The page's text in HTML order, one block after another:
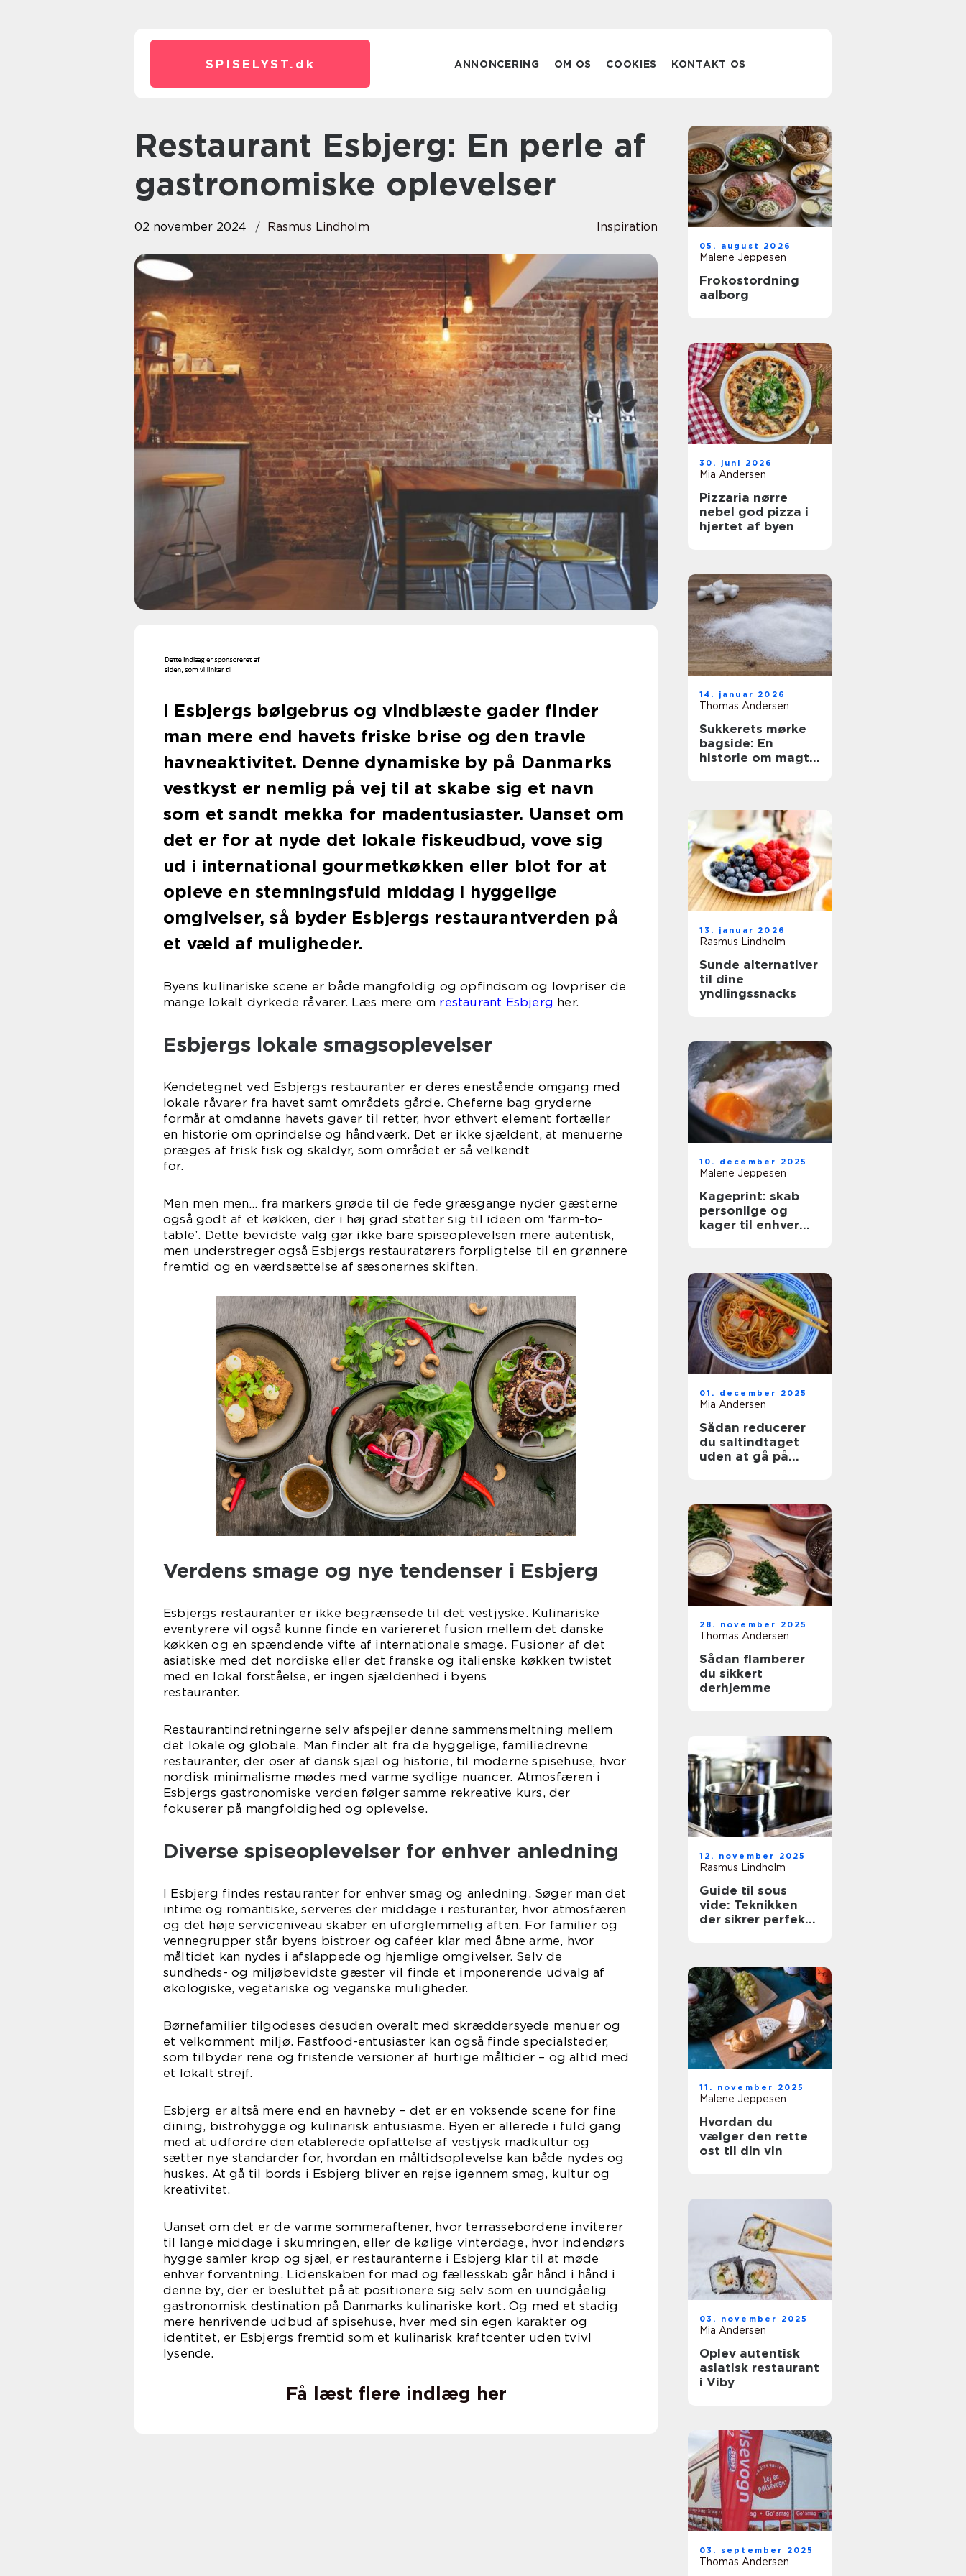
SPISELYST. dk ANNONCERING OM OS COOKIES KONTAKT OS
Restaurant Esbjerg: En perle af
gastronomiske oplevelser
02 november 2024 Rasmus Lindholm Inspiration
I Esbjergs bølgebrus og vindblæste gader finder
man mere end havets friske brise og den travle
havneaktivitet. Denne dynamiske by på Danmarks
vestkyst er nemlig på vej til at skabe sig et navn
som et sandt mekka for madentusiaster. Uanset om
det er for at nyde det lokale fiskeudbud, vove sig
ud i international gourmetkøkken eller blot for at
opleve en stemningsfuld middag i hyggelige
omgivelser, så byder Esbjergs restaurantverden på
et væld af muligheder.
Byens kulinariske scene er både mangfoldig og opfindsom og lovpriser de
mange lokalt dyrkede råvarer. Læs mere om restaurant Esbjerg her.
Esbjergs lokale smagsoplevelser
Kendetegnet ved Esbjergs restauranter er deres enestående omgang med
lokale råvarer fra havet samt områdets gårde. Cheferne bag gryderne
formår at omdanne havets gaver til retter, hvor ethvert element fortæller
en historie om oprindelse og håndværk. Det er ikke sjældent, at menuerne
præges af frisk fisk og skaldyr, som området er så velkendt
for.
Men men men… fra markers grøde til de fede græsgange nyder gæsterne
også godt af et køkken, der i høj grad støtter sig til ideen om ‘farm-to-
table’. Dette bevidste valg gør ikke bare spiseoplevelsen mere autentisk,
men understreger også Esbjergs restauratørers forpligtelse til en grønnere
fremtid og en værdsættelse af sæsonernes skiften.
Verdens smage og nye tendenser i Esbjerg
Esbjergs restauranter er ikke begrænsede til det vestjyske. Kulinariske
eventyrere vil også kunne finde en variereret fusion mellem det danske
køkken og en spændende vifte af internationale smage. Fusioner af det
asiatiske med det nordiske eller det franske og italienske køkken twistet
med en lokal forståelse, er ingen sjældenhed i byens
restauranter.
Restaurantindretningerne selv afspejler denne sammensmeltning mellem
det lokale og globale. Man finder alt fra de hyggelige, familiedrevne
restauranter, der oser af dansk sjæl og historie, til moderne spisehuse, hvor
nordisk minimalisme mødes med varme sydlige nuancer. Atmosfæren i
Esbjergs gastronomiske verden følger samme rekreative kurs, der
fokuserer på mangfoldighed og oplevelse.
Diverse spiseoplevelser for enhver anledning
I Esbjerg findes restauranter for enhver smag og anledning. Søger man det
intime og romantiske, serveres der middage i resturanter, hvor atmosfæren
og det høje serviceniveau skaber en uforglemmelig aften. For familier og
vennegrupper står byens bistroer og caféer klar med åbne arme, hvor
måltidet kan nydes i afslappede og hjemlige omgivelser. Selv de
sundheds- og miljøbevidste gæster vil finde et imponerende udvalg af
økologiske, vegetariske og veganske muligheder.
Børnefamilier tilgodeses desuden overalt med skræddersyede menuer og
et velkomment miljø. Fastfood-entusiaster kan også finde specialsteder,
som tilbyder rene og fristende versioner af hurtige måltider – og altid med
et lokalt strejf.
Esbjerg er altså mere end en havneby – det er en voksende scene for fine
dining, bistrohygge og kulinarisk entusiasme. Byen er allerede i fuld gang
med at udfordre den etablerede opfattelse af vestjysk madkultur og
sætter nye standarder for, hvordan en måltidsoplevelse kan både nydes og
huskes. At gå til bords i Esbjerg bliver en rejse igennem smag, kultur og
kreativitet.
Uanset om det er de varme sommeraftener, hvor terrassebordene inviterer
til lange middage i skumringen, eller de kølige vinterdage, hvor indendørs
hygge samler krop og sjæl, er restauranterne i Esbjerg klar til at møde
enhver forventning. Lidenskaben for mad og fællesskab går hånd i hånd i
denne by, der er besluttet på at positionere sig selv som en uundgåelig
gastronomisk destination på Danmarks kulinariske kort. Og med et stadig
mere henrivende udbud af spisehuse, hver med sin egen karakter og
identitet, er Esbjergs fremtid som et kulinarisk kraftcenter uden tvivl
lysende.
Få læst flere indlæg her
05. august 2026
Malene Jeppesen
Frokostordning
aalborg
30. juni 2026
Mia Andersen
Pizzaria nørre
nebel god pizza i
hjertet af byen
14. januar 2026
Thomas Andersen
Sukkerets mørke
bagside: En
historie om magt
13. januar 2026
Rasmus Lindholm
Sunde alternativer
til dine
yndlingssnacks
10. december 2025
Malene Jeppesen
Kageprint: skab
personlige og
kager til enhver
01. december 2025
Mia Andersen
Sådan reducerer
du saltindtaget
uden at gå på
28. november 2025
Thomas Andersen
Sådan flamberer
du sikkert
derhjemme
12. november 2025
Rasmus Lindholm
Guide til sous
vide: Teknikken
der sikrer perfekte
11. november 2025
Malene Jeppesen
Hvordan du
vælger den rette
ost til din vin
03. november 2025
Mia Andersen
Oplev autentisk
asiatisk restaurant
i Viby
03. september 2025
Thomas Andersen